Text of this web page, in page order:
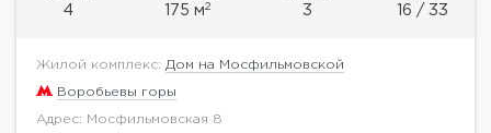
4 175 м2 3 16 / 33
Жилой комплекс: Дом на Мосфильмовской
Воробьевы горы
Адрес: Мосфильмовская 8